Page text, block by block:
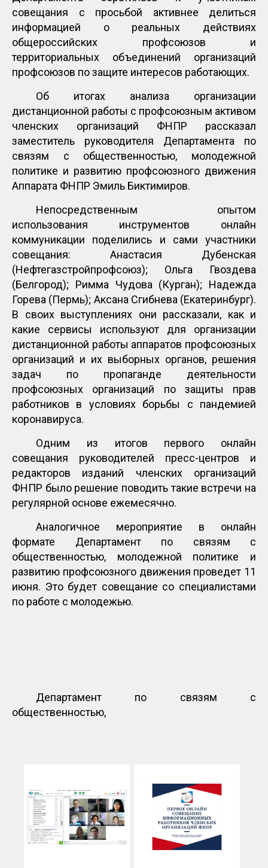
совещания с просьбой активнее делиться
информацией о реальных действиях
общероссийских профсоюзов и
территориальных объединений организаций
профсоюзов по защите интересов работающих.
Об итогах анализа организации
дистанционной работы с профсоюзным активом
членских организаций ФНПР рассказал
заместитель руководителя Департамента по
связям с общественностью, молодежной
политике и развитию профсоюзного движения
Аппарата ФНПР Эмиль Биктимиров.
Непосредственным опытом
использования инструментов онлайн
коммуникации поделились и сами участники
совещания: Анастасия Дубенская
(Нефтегазстройпрофсоюз); Ольга Гвоздева
(Белгород); Римма Чудова (Курган); Надежда
Горева (Пермь); Аксана Сгибнева (Екатеринбург).
В своих выступлениях они рассказали, как и
какие сервисы используют для организации
дистанционной работы аппаратов профсоюзных
организаций и их выборных органов, решения
задач по пропаганде деятельности
профсоюзных организаций по защиты прав
работников в условиях борьбы с пандемией
коронавируса.
Одним из итогов первого онлайн
совещания руководителей пресс-центров и
редакторов изданий членских организаций
ФНПР было решение поводить такие встречи на
регулярной основе ежемесячно.
Аналогичное мероприятие в онлайн
формате Департамент по связям с
общественностью, молодежной политике и
развитию профсоюзного движения проведет 11
июня. Это будет совещание со специалистами
по работе с молодежью.
Департамент по связям с
общественностью,